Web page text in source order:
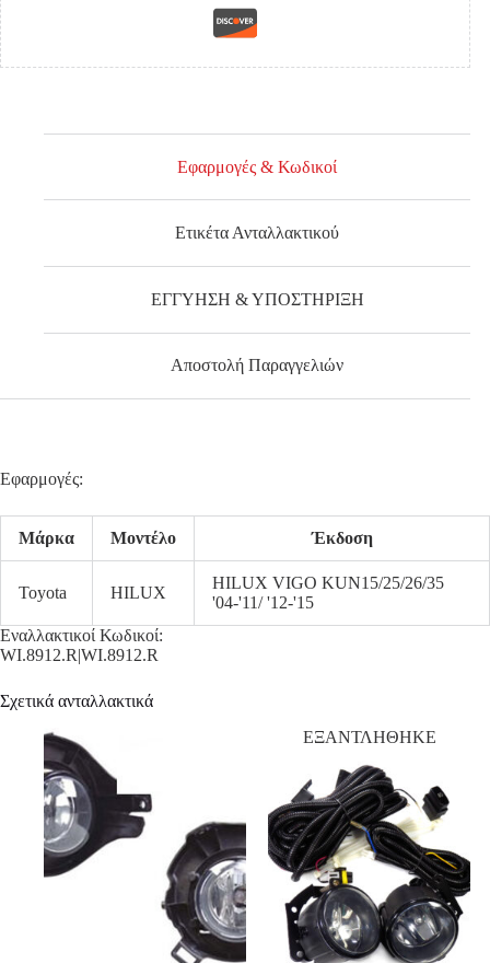
Εφαρμογές & Κωδικοί
Ετικέτα Ανταλλακτικού
ΕΓΓΥΗΣΗ & ΥΠΟΣΤΗΡΙΞΗ
Αποστολή Παραγγελιών
Εφαρμογές:
Μάρκα Μοντέλο Έκδοση
Toyota HILUX
HILUX VIGO KUN15/25/26/35
'04-'11/ '12-'15
Εναλλακτικοί Κωδικοί:
WI.8912.R|WI.8912.R
Σχετικά ανταλλακτικά
ΕΞΑΝΤΛΗΘΗΚΕ